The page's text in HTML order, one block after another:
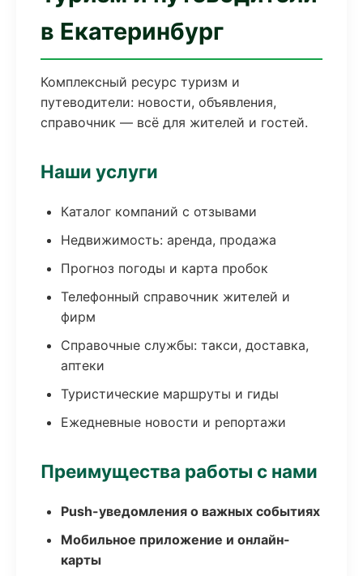
в Екатеринбург
Комплексный ресурс туризм и
путеводители: новости, объявления,
справочник — всё для жителей и гостей.
Наши услуги
Каталог компаний с отзывами
Недвижимость: аренда, продажа
Прогноз погоды и карта пробок
Телефонный справочник жителей и
фирм
Справочные службы: такси, доставка,
аптеки
Туристические маршруты и гиды
Ежедневные новости и репортажи
Преимущества работы с нами
Push-уведомления о важных событиях
Мобильное приложение и онлайн-
карты